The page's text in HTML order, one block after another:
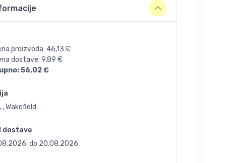
proizvoda: 46,13 €
dostave: 9,89 €
56,02€
, Wakefield
dostave
do 20.08.2026.